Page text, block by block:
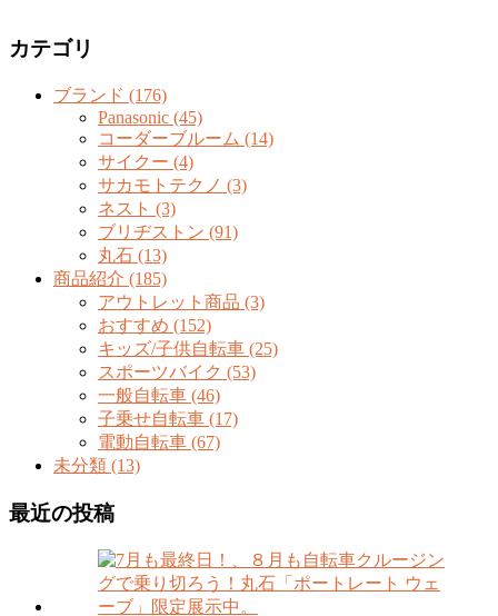
カテゴリ
ブランド (176)
Panasonic (45)
コーダーブルーム (14)
サイクー (4)
サカモトテクノ (3)
ネスト (3)
ブリヂストン (91)
丸石 (13)
商品紹介 (185)
アウトレット商品 (3)
おすすめ (152)
キッズ/子供自転車 (25)
スポーツバイク (53)
一般自転車 (46)
子乗せ自転車 (17)
電動自転車 (67)
未分類 (13)
最近の投稿